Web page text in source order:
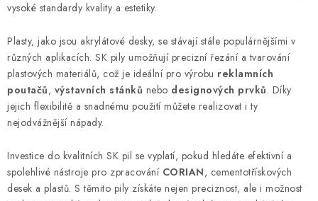
vysoké standardy kvality a estetiky.
Plasty, jako jsou akrylátové desky, se stávají stále populárnějšími v
různých aplikacích. SK pily umožňují precizní řezání a tvarování
plastových materiálů, což je ideální pro výrobu reklamních
poutačů, výstavních stánků nebo designových prvků. Díky
jejich flexibilitě a snadnému použití můžete realizovat i ty
nejodvážnější nápady.
Investice do kvalitních SK pil se vyplatí, pokud hledáte efektivní a
spolehlivé nástroje pro zpracování CORIAN, cementotřískových
desek a plastů. S těmito pily získáte nejen preciznost, ale i možnost